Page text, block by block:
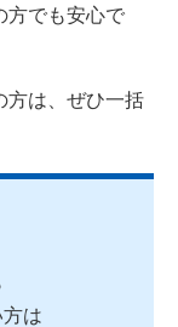
方でも安心で
方は、ぜひ一括
は